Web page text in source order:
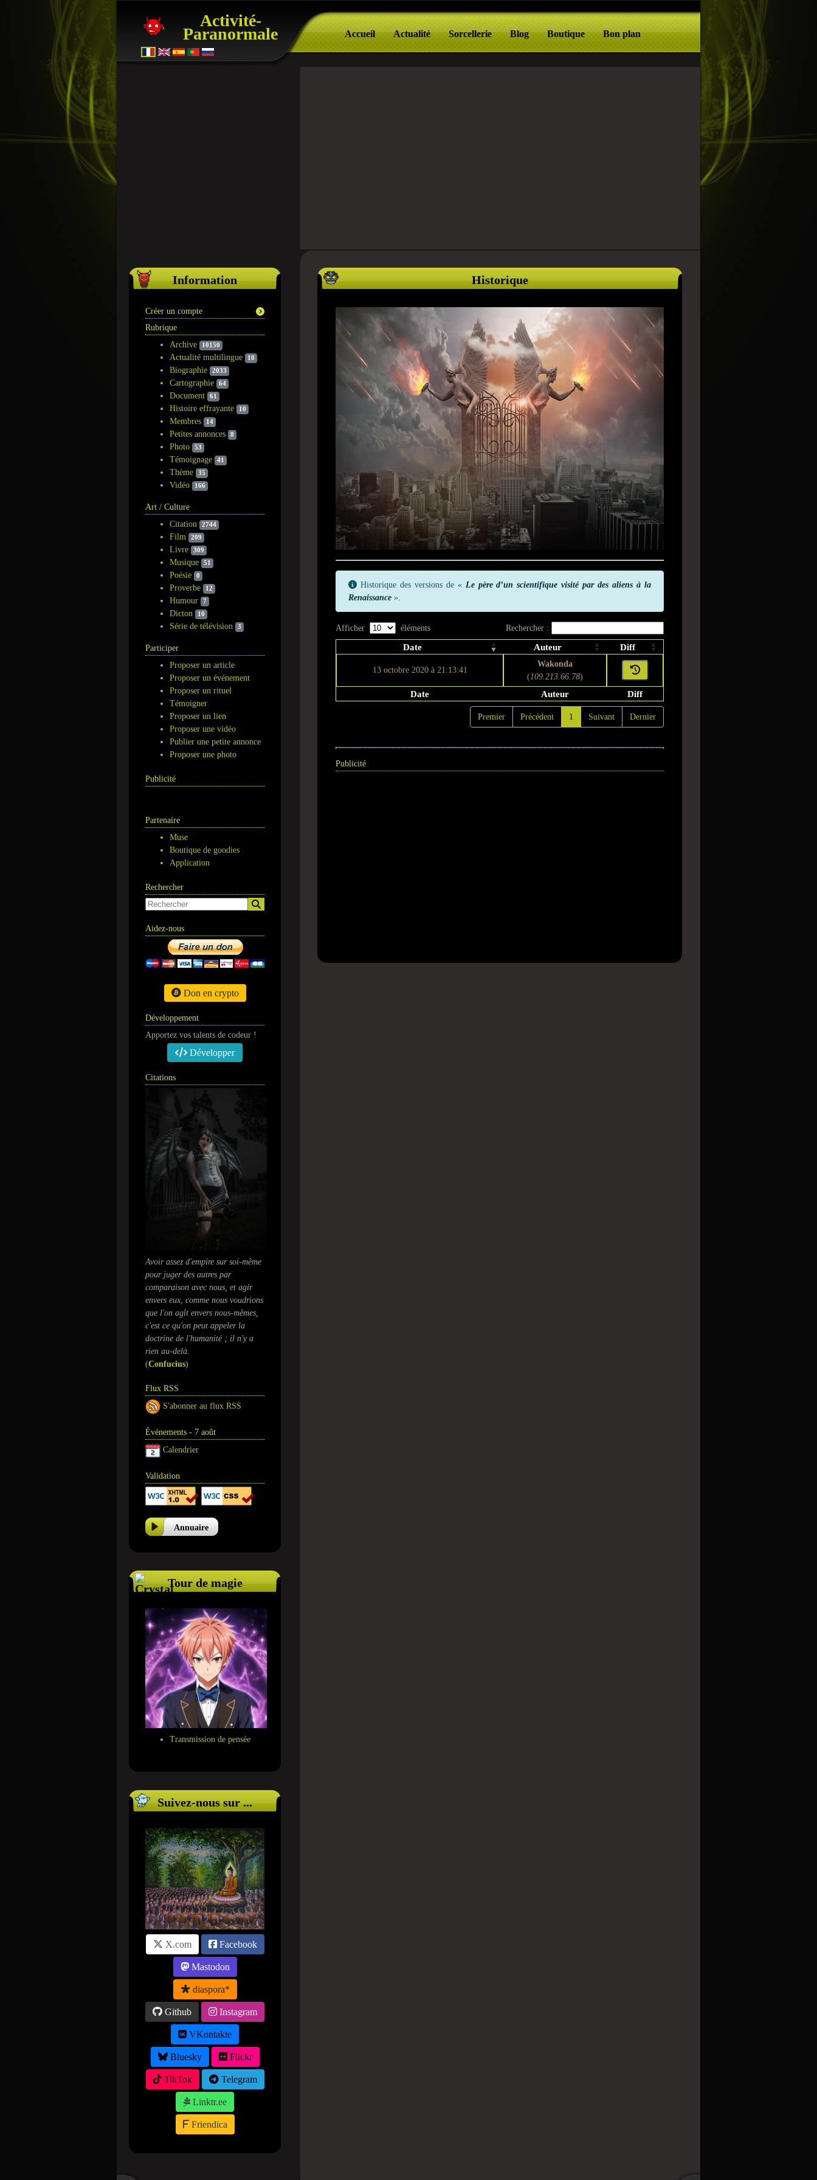
Activité-
Paranormale Accueil Actualité Sorcellerie Blog Boutique Bon plan
Information
Créer un compte
Rubrique
Archive
10150
Actualité multilingue 10
Biographie 2033
Cartographie 64
Document 61
Histoire effrayante 10
Membres 14
Petites annonces 8
Photo 53
Témoignage 41
Thème 35
Vidéo 166
Art / Culture
Citation
2744
Film 209
Livre 309
Musique 51
Poésie 0
Proverbe 12
Humour 7
Dicton 10
Série de télévision 3
Participer
Proposer un article
Proposer un événement
Proposer un rituel
Témoigner
Proposer un lien
Proposer une vidéo
Publier une petite annonce
Proposer une photo
Publicité
Partenaire
Muse
Boutique de goodies
Application
Rechercher
Aidez-nous
Don en crypto
Développement
Apportez vos talents de codeur !
Développer
Citations
Avoir assez d'empire sur soi-même
pour juger des autres par
comparaison avec nous, et agir
envers eux, comme nous voudrions
que l'on agît envers nous-mêmes,
c'est ce qu'on peut appeler la
doctrine de l'humanité ; il n'y a
rien au-delà.
(Confucius)
Flux RSS
S'abonner au flux RSS
Événements - 7 août
Calendrier
Validation
Annuaire
Tour de magie
Transmission de pensée
Suivez-nous sur ...
X.com Facebook
Mastodon
diaspora*
Github Instagram
VKontakte
Bluesky Flickr
TikTok Telegram
Linktr.ee
Friendica
Historique
Historique des versions de « Le père d’un scientifique visité par des aliens à la
Renaissance ».
Afficher éléments Rechercher :
Date Auteur Diff
13 octobre 2020 à 21:13:41
Wakonda
(109.213.66.78)
Date Auteur Diff
Premier Précédent 1 Suivant Dernier
Publicité